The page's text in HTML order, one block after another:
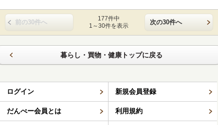
前の30件へ
177件中
1～30件を表示
次の30件へ
暮らし・買物・健康トップに戻る
ログイン 新規会員登録
だんべー会員とは 利用規約